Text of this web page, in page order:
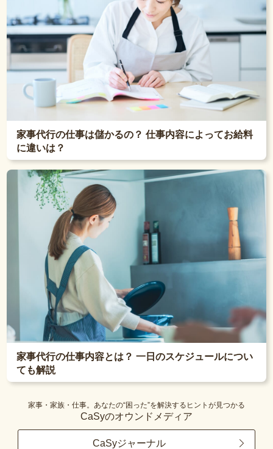
家事代行の仕事は儲かるの？ 仕事内容によってお給料
に違いは？
家事代行の仕事内容とは？ 一日のスケジュールについ
ても解説
家事・家族・仕事。あなたの“困った”を解決するヒントが見つかる
CaSyのオウンドメディア
CaSyジャーナル